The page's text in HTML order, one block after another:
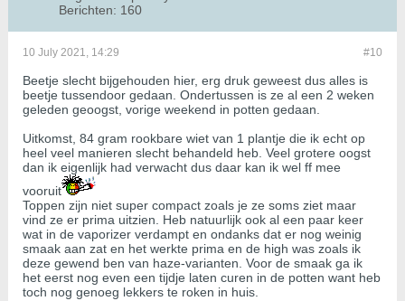
Berichten: 160
#10
10 July 2021, 14:29
Beetje slecht bijgehouden hier, erg druk geweest dus alles is
beetje tussendoor gedaan. Ondertussen is ze al een 2 weken
geleden geoogst, vorige weekend in potten gedaan.
Uitkomst, 84 gram rookbare wiet van 1 plantje die ik echt op
heel veel manieren slecht behandeld heb. Veel grotere oogst
dan ik eigenlijk had verwacht dus daar kan ik wel ff mee
vooruit
Toppen zijn niet super compact zoals je ze soms ziet maar
vind ze er prima uitzien. Heb natuurlijk ook al een paar keer
wat in de vaporizer verdampt en ondanks dat er nog weinig
smaak aan zat en het werkte prima en de high was zoals ik
deze gewend ben van haze-varianten. Voor de smaak ga ik
het eerst nog even een tijdje laten curen in de potten want heb
toch nog genoeg lekkers te roken in huis.